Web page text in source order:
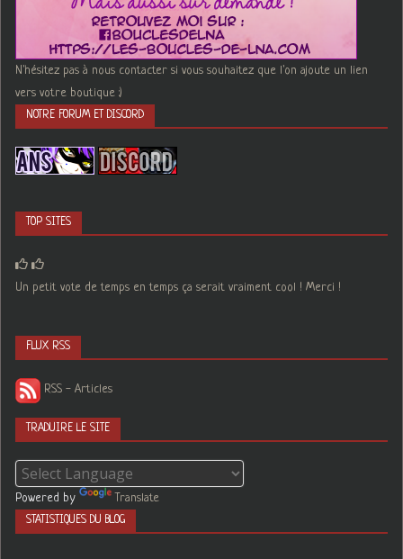
N'hésitez pas à nous contacter si vous souhaitez que l'on ajoute un lien
vers votre boutique :)
NOTRE FORUM ET DISCORD
TOP SITES
Un petit vote de temps en temps ça serait vraiment cool ! Merci !
FLUX RSS
RSS - Articles
TRADUIRE LE SITE
Powered by Translate
STATISTIQUES DU BLOG